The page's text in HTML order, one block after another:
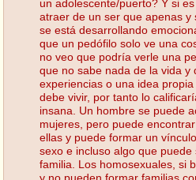
un adolescente/puerto? Y si
atraer de un ser que apenas y
se está desarrollando
que un pedófilo solo ve una
no veo que podría verle una
que no sabe nada de la vida y
experiencias o una idea
debe vivir, por tanto lo
insana. Un hombre se puede
mujeres, pero puede
ellas y puede formar un
sexo e incluso algo que puede
familia. Los homosexuales, si